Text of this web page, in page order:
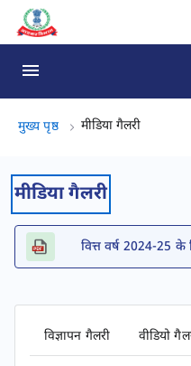
विज्ञापन गैलरी पृष्ठ लोड हो गया
मुख्य पृष्ठ मीडिया गैलरीमीडिया
मीडिया गैलरी
विज्ञापन गैलरी वीडियो